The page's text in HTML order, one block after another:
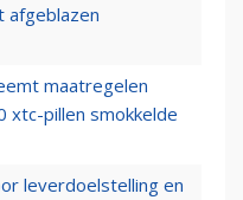
afgeblazen
maatregelen
xtc-pillen smokkelde
leverdoelstelling en